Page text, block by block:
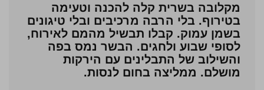
מקלובה בשרית קלה להכנה וטעימה
בטירוף. בלי הרבה מרכיבים ובלי טיגונים
בשמן עמוק. קבלו תבשיל מהמם לאירוח,
לסופי שבוע ולחגים. הבשר נמס בפה
והשילוב של התבלינים עם הירקות
מושלם. ממליצה בחום לנסות.